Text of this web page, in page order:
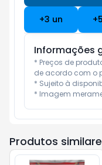
+3 un +5
Informações
* Preços de
de acordo com o
* Sujeito à
* Imagem
Produtos